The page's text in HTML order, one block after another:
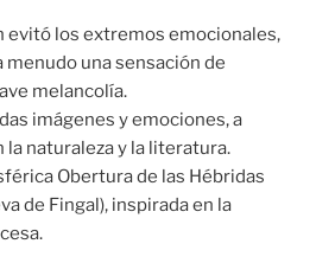
evitó los extremos emocionales,
una sensación de
melancolía.
imágenes y emociones, a
la naturaleza y la literatura.
Obertura de las Hébridas
de Fingal), inspirada en la